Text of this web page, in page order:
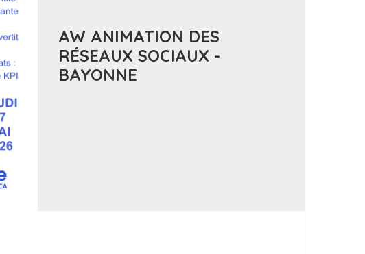
AW ANIMATION DES
RÉSEAUX SOCIAUX -
BAYONNE